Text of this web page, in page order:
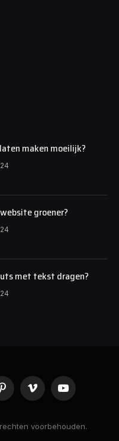
maken moeilijk?
groener?
met tekst dragen?
PinterestVimeo YouTube
voorbehouden.